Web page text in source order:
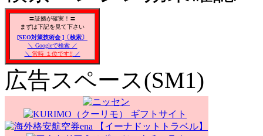
〓証拠が確実！〓
まずは下記を見て下さい
[SEO対策技術会 ]〔検索〕
＼ Googleで検索 ／
＼ 常時 １位です!!／
広告スペース(SM1)